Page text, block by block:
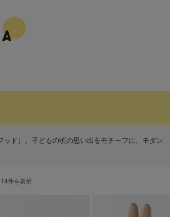
ド）。子どもの頃の思い出をモチーフに、モダン
件を表示